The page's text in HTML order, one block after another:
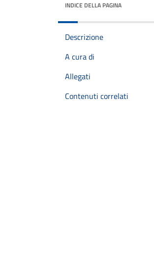
INDICE DELLA PAGINA
Descrizione
A cura di
Allegati
Contenuti correlati